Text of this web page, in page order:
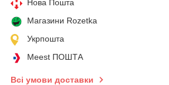
Нова Пошта
Магазини Rozetka
Укрпошта
Meest ПОШТА
Всі умови доставки